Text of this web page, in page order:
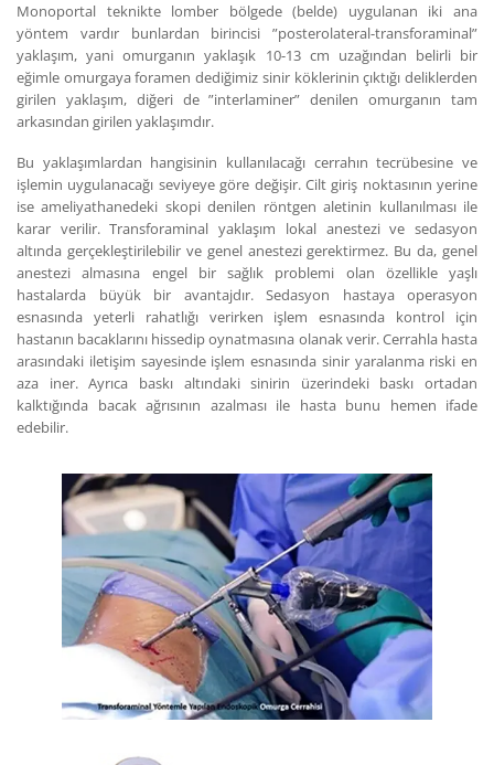
Monoportal teknikte lomber bölgede (belde) uygulanan iki ana
yöntem vardır bunlardan birincisi ”posterolateral-transforaminal”
yaklaşım, yani omurganın yaklaşık 10-13 cm uzağından belirli bir
eğimle omurgaya foramen dediğimiz sinir köklerinin çıktığı deliklerden
girilen yaklaşım, diğeri de ”interlaminer” denilen omurganın tam
arkasından girilen yaklaşımdır.
Bu yaklaşımlardan hangisinin kullanılacağı cerrahın tecrübesine ve
işlemin uygulanacağı seviyeye göre değişir. Cilt giriş noktasının yerine
ise ameliyathanedeki skopi denilen röntgen aletinin kullanılması ile
karar verilir. Transforaminal yaklaşım lokal anestezi ve sedasyon
altında gerçekleştirilebilir ve genel anestezi gerektirmez. Bu da, genel
anestezi almasına engel bir sağlık problemi olan özellikle yaşlı
hastalarda büyük bir avantajdır. Sedasyon hastaya operasyon
esnasında yeterli rahatlığı verirken işlem esnasında kontrol için
hastanın bacaklarını hissedip oynatmasına olanak verir. Cerrahla hasta
arasındaki iletişim sayesinde işlem esnasında sinir yaralanma riski en
aza iner. Ayrıca baskı altındaki sinirin üzerindeki baskı ortadan
kalktığında bacak ağrısının azalması ile hasta bunu hemen ifade
edebilir.